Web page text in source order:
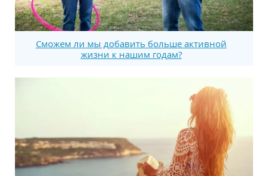
Сможем ли мы добавить больше активной
жизни к нашим годам?